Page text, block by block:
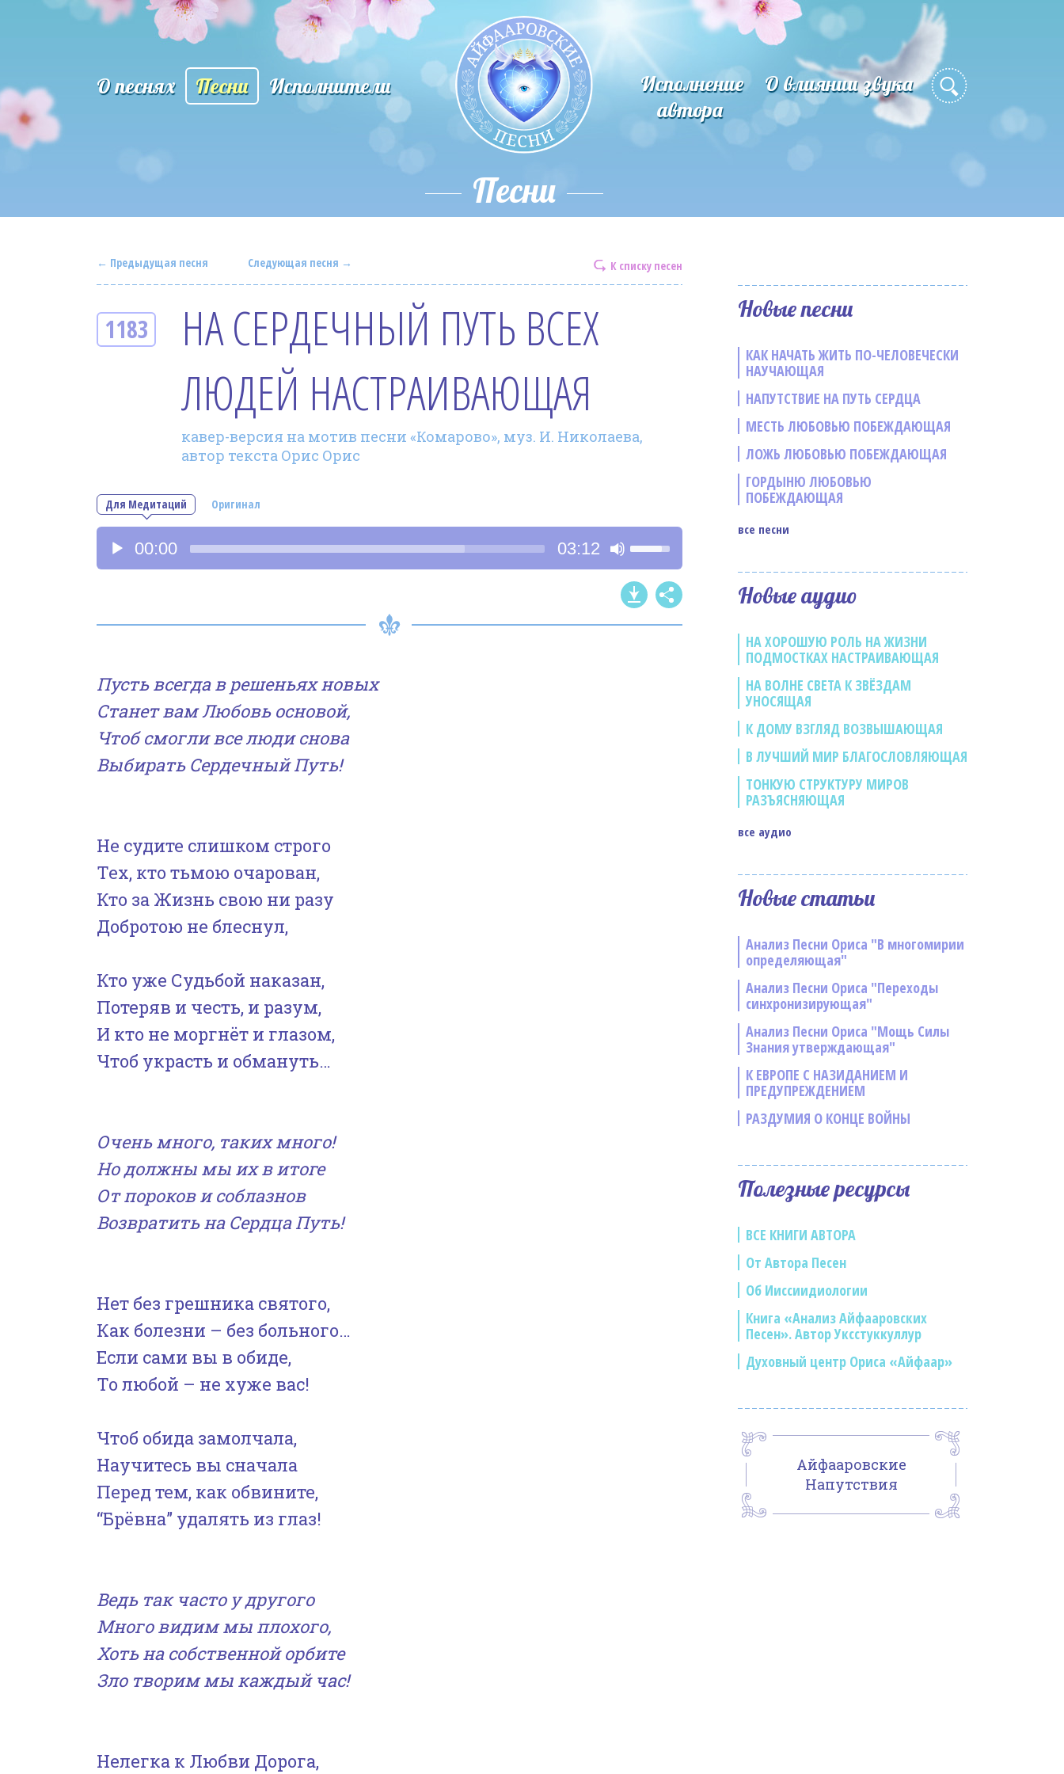
О песнях Песни Исполнители
Исполнение
автора
О влиянии звука
Песни
← Предыдущая песня К списку песен
Следующая песня →
1183
НА СЕРДЕЧНЫЙ ПУТЬ ВСЕХ
ЛЮДЕЙ НАСТРАИВАЮЩАЯ
кавер-версия на мотив песни «Комарово», муз. И. Николаева,
автор текста Орис Орис
Для Медитаций Оригинал
Аудиоплеер
00:00 03:12
Используйте
клавиши
со
стрелками
Пусть всегда в решеньях новых
Станет вам Любовь основой,
Чтоб смогли все люди снова
Выбирать Сердечный Путь!
Не судите слишком строго
Тех, кто тьмою очарован,
Кто за Жизнь свою ни разу
Добротою не блеснул,
Кто уже Судьбой наказан,
Потеряв и честь, и разум,
И кто не моргнёт и глазом,
Чтоб украсть и обмануть…
Очень много, таких много!
Но должны мы ихвитоге
От пороков и соблазнов
Возвратить на Сердца Путь!
Нет без грешника святого,
Как болезни – без больного…
Если сами вы в обиде,
То любой – не хуже вас!
Чтоб обида замолчала,
Научитесь вы сначала
Перед тем, как обвините,
“Брёвна” удалять из глаз!
Ведь так часто у другого
Много видим мы плохого,
Хоть на собственной орбите
Зло творим мы каждый час!
Нелегка к Любви Дорога,
Новые песни
КАК НАЧАТЬ ЖИТЬ ПО-ЧЕЛОВЕЧЕСКИ
НАУЧАЮЩАЯ
НАПУТСТВИЕ НА ПУТЬ СЕРДЦА
МЕСТЬ ЛЮБОВЬЮ ПОБЕЖДАЮЩАЯ
ЛОЖЬ ЛЮБОВЬЮ ПОБЕЖДАЮЩАЯ
ГОРДЫНЮ ЛЮБОВЬЮ
ПОБЕЖДАЮЩАЯ
все песни
Новые аудио
НА ХОРОШУЮ РОЛЬ НА ЖИЗНИ
ПОДМОСТКАХ НАСТРАИВАЮЩАЯ
НА ВОЛНЕ СВЕТА К ЗВЁЗДАМ
УНОСЯЩАЯ
К ДОМУ ВЗГЛЯД ВОЗВЫШАЮЩАЯ
В ЛУЧШИЙ МИР БЛАГОСЛОВЛЯЮЩАЯ
ТОНКУЮ СТРУКТУРУ МИРОВ
РАЗЪЯСНЯЮЩАЯ
все аудио
Новые статьи
Анализ Песни Ориса "В многомирии
определяющая"
Анализ Песни Ориса "Переходы
синхронизирующая"
Анализ Песни Ориса "Мощь Силы
Знания утверждающая"
К ЕВРОПЕ С НАЗИДАНИЕМ И
ПРЕДУПРЕЖДЕНИЕМ
РАЗДУМИЯ О КОНЦЕ ВОЙНЫ
Полезные ресурсы
ВСЕ КНИГИ АВТОРА
От Автора Песен
Об Ииссиидиологии
Книга «Анализ Айфааровских
Песен». Автор Уксстуккуллур
Духовный центр Ориса «Айфаар»
Айфааровские
Напутствия